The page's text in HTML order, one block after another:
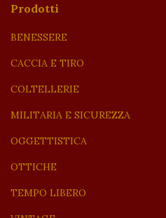
Prodotti
BENESSERE
CACCIA E TIRO
COLTELLERIE
MILITARIA E SICUREZZA
OGGETTISTICA
OTTICHE
TEMPO LIBERO